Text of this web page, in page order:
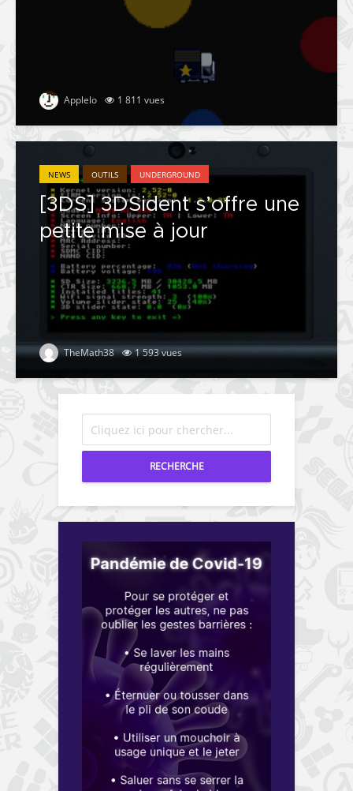
Applelo 1 811 vues
NEWS OUTILS UNDERGROUND
[3DS] 3DSident s’offre une
petite mise à jour
TheMath38 1 593 vues
RECHERCHE